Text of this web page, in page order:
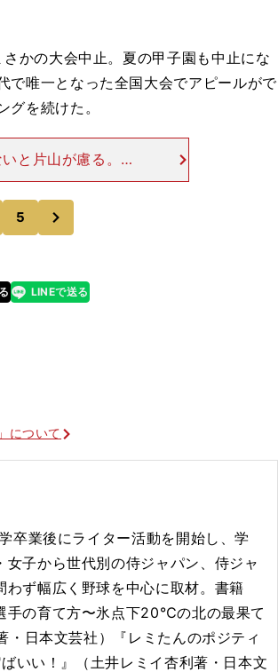
かの大会中止。夏の甲子園も中止にな
で唯一となった全国大会でアピールがで
を続けた。
と片山が慮る。
チングしていまし
よかったですけ
5
LINEで送る
について
卒業後にライター活動を開始し、学
子から世代別の侍ジャパン、侍ジャ
ず幅広く野球を中心に取材。書籍
手の育て方〜氷点下20℃の北の最果て
・日本文芸社）『レミたんのポジティ
いい！』（土井レミイ杏利著・日本文